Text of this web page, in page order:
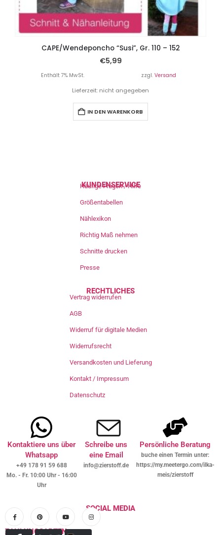
CAPE/Wendeponcho “Susi”, Gr. 110 – 152
€5,99
Enthält 7% MwSt. zzgl. Versand
Lieferzeit: nicht angegeben
IN DEN WARENKORB
KUNDENSERVICE
Häufige Fragen / Hilfe
Größentabellen
Nählexikon
Richtig Maß nehmen
Schnitte drucken
Presse
RECHTLICHES
Vertrag widerrufen
AGB
Widerruf für digitale Medien
Widerrufsrecht
Versandkosten und Lieferung
Kontakt / Impressum
Datenschutz
Kontaktiere uns über
Whatsapp
+49 178 91 59 688
Mo. - Fr. 10:00 Uhr - 16:00
Uhr
Schreibe uns
eine Email
info@zierstoff.de
Persönliche Beratung
buche einen Termin unter:
https://my.meetergo.com/ilka-
meis/zierstoff
SOCIAL MEDIA
ZAHLUNGSARTEN